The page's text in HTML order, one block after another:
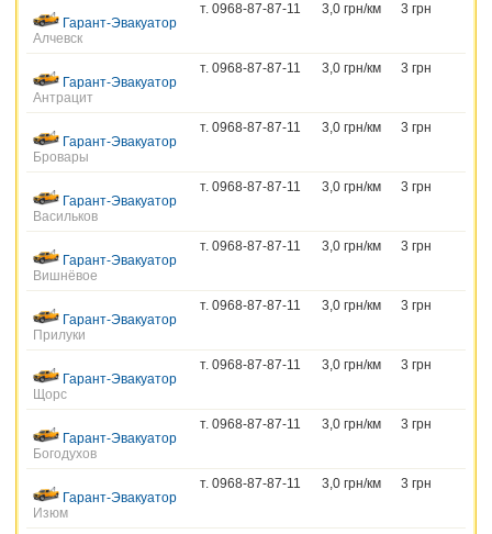
Гарант-Эвакуатор
Алчевск
т. 0968-87-87-11 3,0 грн/км 3 грн
Гарант-Эвакуатор
Антрацит
т. 0968-87-87-11 3,0 грн/км 3 грн
Гарант-Эвакуатор
Бровары
т. 0968-87-87-11 3,0 грн/км 3 грн
Гарант-Эвакуатор
Васильков
т. 0968-87-87-11 3,0 грн/км 3 грн
Гарант-Эвакуатор
Вишнёвое
т. 0968-87-87-11 3,0 грн/км 3 грн
Гарант-Эвакуатор
Прилуки
т. 0968-87-87-11 3,0 грн/км 3 грн
Гарант-Эвакуатор
Щорс
т. 0968-87-87-11 3,0 грн/км 3 грн
Гарант-Эвакуатор
Богодухов
т. 0968-87-87-11 3,0 грн/км 3 грн
Гарант-Эвакуатор
Изюм
т. 0968-87-87-11 3,0 грн/км 3 грн